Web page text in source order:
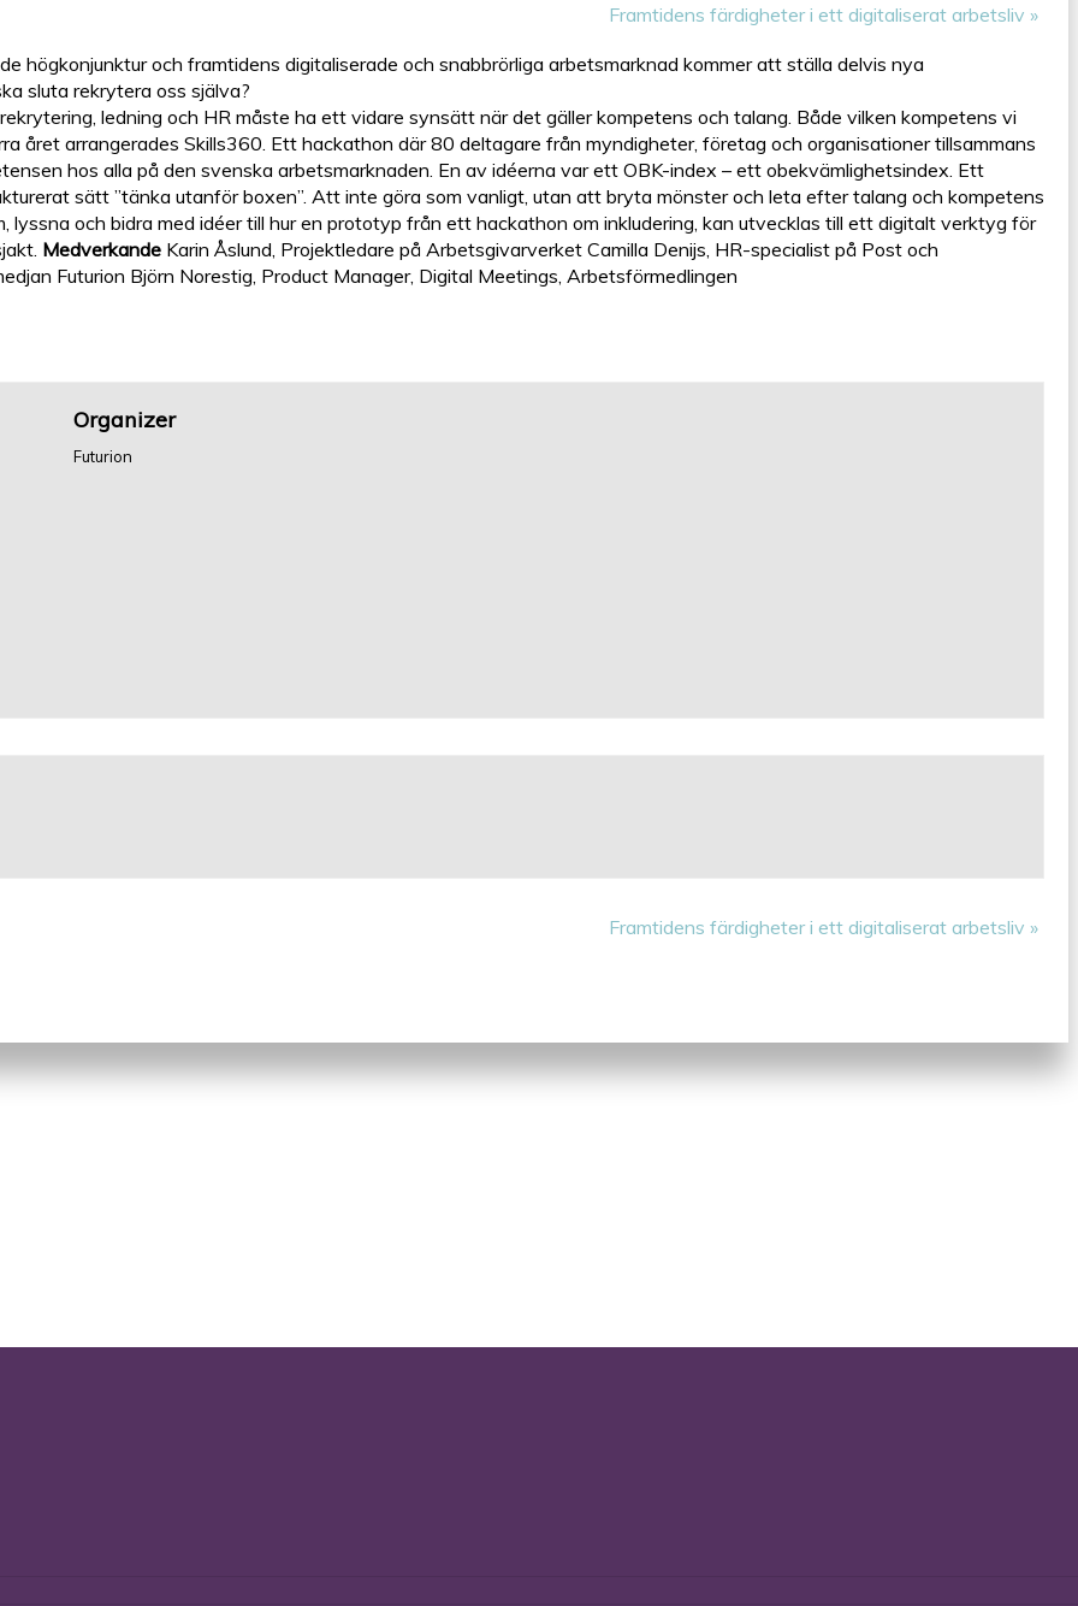
Framtidens färdigheter i ett digitaliserat arbetsliv »
högkonjunktur och framtidens digitaliserade och snabbrörliga arbetsmarknad kommer att ställa delvis nya
sluta rekrytera oss själva?
ledning och HR måste ha ett vidare synsätt när det gäller kompetens och talang. Både vilken kompetens vi
året arrangerades Skills360. Ett hackathon där 80 deltagare från myndigheter, företag och organisationer tillsammans
hos alla på den svenska arbetsmarknaden. En av idéerna var ett OBK-index – ett obekvämlighetsindex. Ett
sätt ”tänka utanför boxen”. Att inte göra som vanligt, utan att bryta mönster och leta efter talang och kompetens
lyssna och bidra med idéer till hur en prototyp från ett hackathon om inkludering, kan utvecklas till ett digitalt verktyg för
Medverkande Karin Åslund, Projektledare på Arbetsgivarverket Camilla Denijs, HR-specialist på Post och
Futurion Björn Norestig, Product Manager, Digital Meetings, Arbetsförmedlingen
Organizer
Futurion
Framtidens färdigheter i ett digitaliserat arbetsliv »